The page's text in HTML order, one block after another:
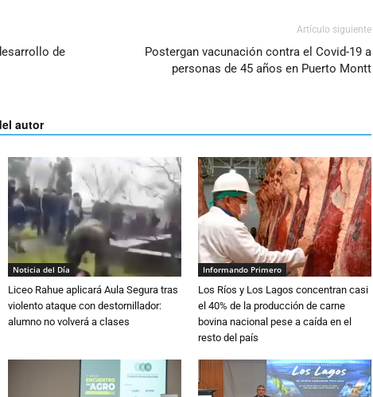
de
Artículo siguiente
Postergan vacunación contra el Covid-19 a
personas de 45 años en Puerto Montt
autor
Noticia del Día
Liceo Rahue aplicará Aula Segura tras
violento ataque con destornillador:
alumno no volverá a clases
Informando Primero
Los Ríos y Los Lagos concentran casi
el 40% de la producción de carne
bovina nacional pese a caída en el
resto del país